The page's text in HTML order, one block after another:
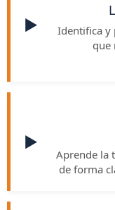
▶️
Identifica y
que
▶️
Aprende la
de forma